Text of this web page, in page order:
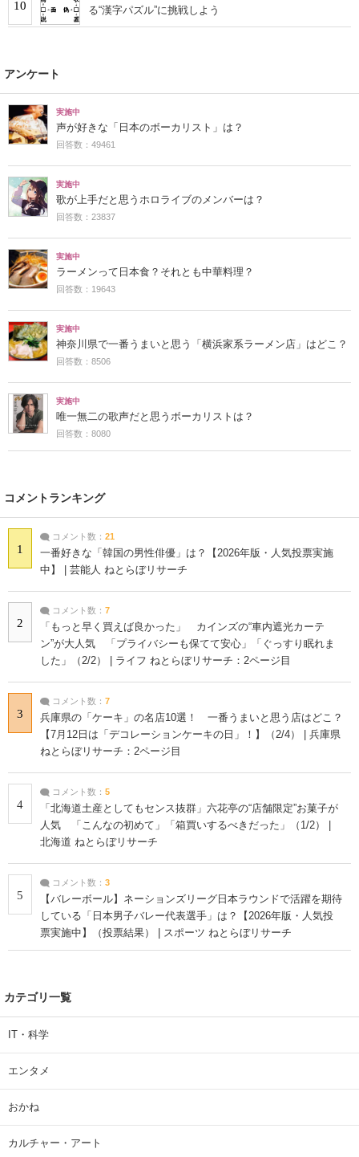
10 る“漢字パズル”に挑戦しよう
アンケート
実施中
声が好きな「日本のボーカリスト」は？
回答数：49461
実施中
歌が上手だと思うホロライブのメンバーは？
回答数：23837
実施中
ラーメンって日本食？それとも中華料理？
回答数：19643
実施中
神奈川県で一番うまいと思う「横浜家系ラーメン店」はどこ？
回答数：8506
実施中
唯一無二の歌声だと思うボーカリストは？
回答数：8080
コメントランキング
1
コメント数： 21
一番好きな「韓国の男性俳優」は？【2026年版・人気投票実施
中】 | 芸能人 ねとらぼリサーチ
2
コメント数： 7
「もっと早く買えば良かった」 カインズの“車内遮光カーテ
ン”が大人気 「プライバシーも保てて安心」「ぐっすり眠れま
した」（2/2） | ライフ ねとらぼリサーチ：2ページ目
3
コメント数： 7
兵庫県の「ケーキ」の名店10選！ 一番うまいと思う店はどこ？
【7月12日は「デコレーションケーキの日」！】（2/4） | 兵庫県
ねとらぼリサーチ：2ページ目
4
コメント数： 5
「北海道土産としてもセンス抜群」六花亭の“店舗限定”お菓子が
人気 「こんなの初めて」「箱買いするべきだった」（1/2） |
北海道 ねとらぼリサーチ
5
コメント数： 3
【バレーボール】ネーションズリーグ日本ラウンドで活躍を期待
している「日本男子バレー代表選手」は？【2026年版・人気投
票実施中】（投票結果） | スポーツ ねとらぼリサーチ
カテゴリ一覧
IT・科学
エンタメ
おかね
カルチャー・アート